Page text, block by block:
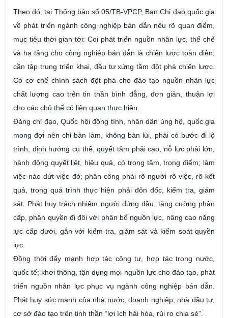
Theo đó, tại Thông báo số 05/TB-VPCP, Ban Chỉ đạo quốc gia
về phát triển ngành công nghiệp bán dẫn nêu rõ quan điểm,
mục tiêu thời gian tới: Coi phát triển nguồn nhân lực, thể chế
và hạ tầng cho công nghiệp bán dẫn là chiến lược toàn diện;
cần tập trung triển khai, đầu tư xứng tầm đột phá chiến lược.
Có cơ chế chính sách đột phá cho đào tạo nguồn nhân lực
chất lượng cao trên tin thần bình đẳng, đơn giản, thuận lợi
cho các chủ thể có liên quan thực hiện.
Đảng chỉ đạo, Quốc hội đồng tình, nhân dân ủng hộ, quốc gia
mong đợi nên chỉ bàn làm, không bàn lùi, phải có bước đi lộ
trình, định hướng cụ thể, quyết tâm phải cao, nỗ lực phải lớn,
hành động quyết liệt, hiệu quả, có trọng tâm, trọng điểm; làm
việc nào dứt việc đó; phân công phải rõ người rõ việc, rõ kết
quả, trong quá trình thực hiện phải đôn đốc, kiểm tra, giám
sát. Phát huy trách nhiệm người đứng đầu, tăng cường phân
cấp, phân quyền đi đôi với phân bổ nguồn lực, nâng cao năng
lực cấp dưới, gắn với kiểm tra, giám sát và kiểm soát quyền
lực.
Đồng thời đẩy mạnh hợp tác công tư, hợp tác trong nước,
quốc tế; khơi thông, tận dụng mọi nguồn lực cho đào tạo, phát
triển nguồn nhân lực phục vụ ngành công nghiệp bán dẫn.
Phát huy sức mạnh của nhà nước, doanh nghiệp, nhà đầu tư,
cơ sở đào tạo trên tinh thần “lợi ích hài hòa, rủi ro chia sẻ”.